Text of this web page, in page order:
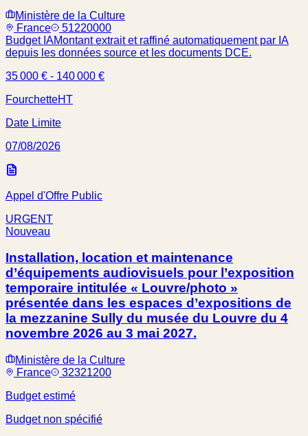
Ministère de la Culture
France
51220000
Budget IAMontant extrait et raffiné automatiquement par IA
depuis les données source et les documents DCE.
35 000 € - 140 000 €
FourchetteHT
Date Limite
07/08/2026
Appel d'Offre Public
URGENT
Nouveau
Installation, location et maintenance
d’équipements audiovisuels pour l’exposition
temporaire intitulée « Louvre/photo »
présentée dans les espaces d’expositions de
la mezzanine Sully du musée du Louvre du 4
novembre 2026 au 3 mai 2027.
Ministère de la Culture
France
32321200
Budget estimé
Budget non spécifié